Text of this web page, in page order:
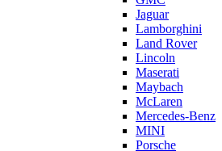
Jaguar
Lamborghini
Land Rover
Lincoln
Maserati
Maybach
McLaren
Mercedes-Benz
MINI
Porsche